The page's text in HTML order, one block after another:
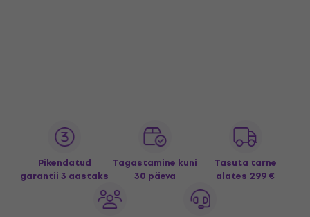
Pikendatud
garantii 3 aastaks
Tagastamine kuni
30 päeva
Tasuta tarne
alates 299 €